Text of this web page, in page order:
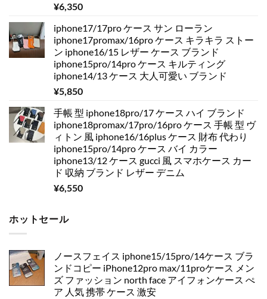
¥6,350
iphone17/17pro ケース サン ローラン
iphone17promax/16pro ケース キラキラ ストー
ン iphone16/15 レザー ケース ブランド
iphone15pro/14pro ケース キルティング
iphone14/13 ケース 大人可愛い ブランド
¥5,850
手帳 型 iphone18pro/17 ケース ハイ ブランド
iphone18promax/17pro/16pro ケース 手帳 型 ヴ
ィトン 風 iphone16/16plus ケース 財布 代わり
iphone15pro/14pro ケース バイ カラー
iphone13/12 ケース gucci 風 スマホケース カー
ド 収納 ブランド レザー デニム
¥6,550
ホットセール
ノースフェイス iphone15/15pro/14ケース ブラ
ンドコピー iPhone12pro max/11proケース メン
ズ ファッション north face アイフォンケース ぺ
ア 人気 携帯 ケース 激安